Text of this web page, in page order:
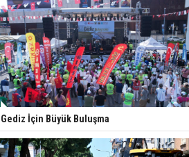
Gediz İçin Büyük Buluşma